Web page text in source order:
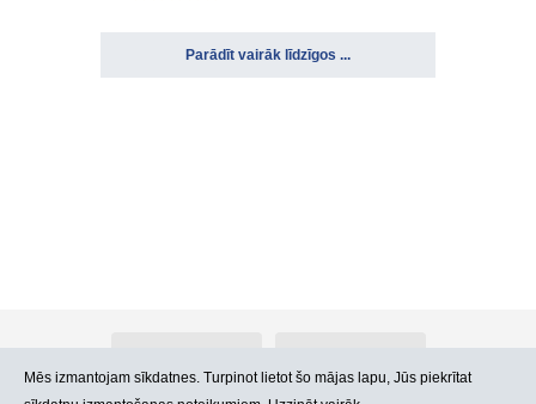
Parādīt vairāk līdzīgos ...
Mēs izmantojam sīkdatnes. Turpinot lietot šo mājas lapu, Jūs piekrītat